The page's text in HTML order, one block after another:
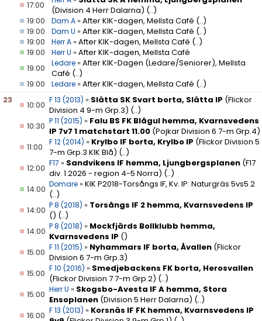
17:00
(Division 4 Herr Dalarna) (..)
19:00
Dam A »After KIK-dagen, Mellsta Café (..)
19:00
Dam U »After KIK-dagen, Mellsta Café (..)
19:00
Herr A »After KIK-dagen, Mellsta Café (..)
19:00
Herr U »After KIK-dagen, Mellsta Café
19:00
Ledare »After KIK-Dagen (Ledare/Seniorer), Mellsta
Café (..)
19:00
Ledare »After KIK-dagen, Mellsta Café (..)
23
10:00 F 13 (2013) » Slätta SK Svart borta, Slätta IP (Flickor
Division 4 9-m Grp.3) (..)
10:30 P 11 (2015) » Falu BS FK Blågul hemma, Kvarnsvedens
IP 7v7 1 matchstart 11.00 (Pojkar Division 6 7-m Grp.4)
11:00
F 12 (2014) » Krylbo IF borta, Krylbo IP (Flickor Division 5
7-m Grp.3 KIK Blå) (..)
12:00 F17 » Sandvikens IF hemma, Ljungbergsplanen (F17
div. 1 2026 - region 4-5 Norra) (..)
14:00 Domare »KIK P2018-Torsångs IF, Kv. IP: Naturgräs 5vs5 2
(..)
14:00 P 8 (2018) » Torsångs IF 2 hemma, Kvarnsvedens IP
() (..)
14:00 P 8 (2018) » Mockfjärds Bollklubb hemma,
Kvarnsvedens IP ()
15:00 F 11 (2015) » Nyhammars IF borta, Åvallen (Flickor
Division 6 7-m Grp.3)
15:00 F 10 (2016) » Smedjebackens FK borta, Herosvallen
(Flickor Division 7 7-m Grp.2) (..)
15:00 Herr U » Skogsbo-Avesta IF A hemma, Stora
Ensoplanen (Division 5 Herr Dalarna) (..)
16:00 F 13 (2013) » Korsnäs IF FK hemma, Kvarnsvedens IP